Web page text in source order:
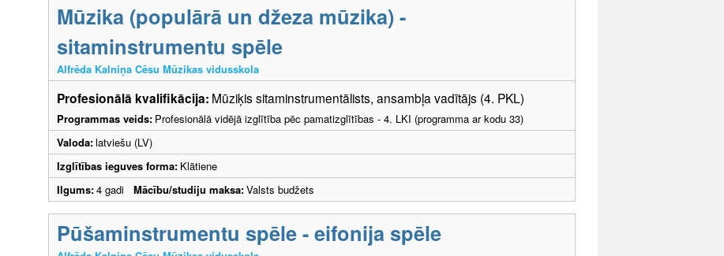
Mūzika (populārā un džeza mūzika) -
sitaminstrumentu spēle
Alfrēda Kalniņa Cēsu Mūzikas vidusskola
Profesionālā kvalifikācija: Mūziķis sitaminstrumentālists, ansambļa vadītājs (4. PKL)
Programmas veids: Profesionālā vidējā izglītība pēc pamatizglītības - 4. LKI (programma ar kodu 33)
Valoda:latviešu (LV)
Izglītības ieguves forma: Klātiene
Ilgums:4 gadi Mācību/studiju maksa:Valsts budžets
Pūšaminstrumentu spēle - eifonija spēle